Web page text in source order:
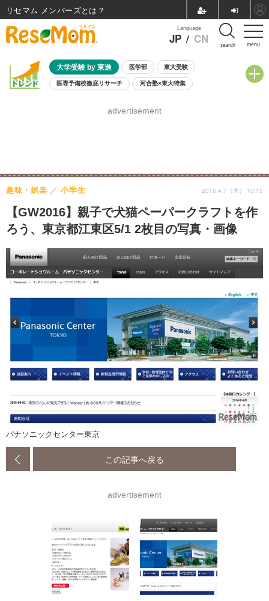
menu
Language
JP / CN search
大学受験 by 東進 医学部 東大受験
医専予備校徹底リサーチ 河合塾×東大特集
8月開催学校説明会・相談会
advertisement
【GW2016】親子で犬猫ペーパークラフトを作
ろう、東京都江東区5/1 2枚目の写真・画像
趣味・娯楽 小学生 2016.4.7（木） 10:15
パナソニックセンター東京
この記事へ戻る
advertisement
リセマム メンバーズ